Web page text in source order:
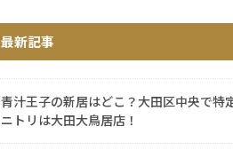
最新記事
青汁王子の新居はどこ？大田区中央で特
ニトリは大田大鳥居店！